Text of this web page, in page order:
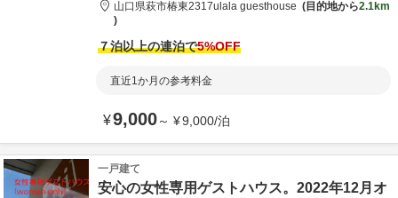
山口県萩市椿東2317ulala guesthouse 目的地から2.1km
７泊以上の連泊で5%OFF
直近1か月の参考料金
¥9,000～ ¥9,000/泊
一戸建て
安心の女性専用ゲストハウス。2022年12月オ